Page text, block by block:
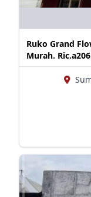
Ruko Grand
Murah. Ric.a206